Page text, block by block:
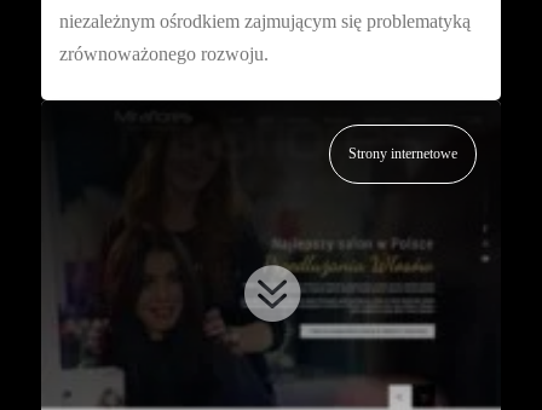
niezależnym ośrodkiem zajmującym się problematyką
zrównoważonego rozwoju.
Strony internetowe
